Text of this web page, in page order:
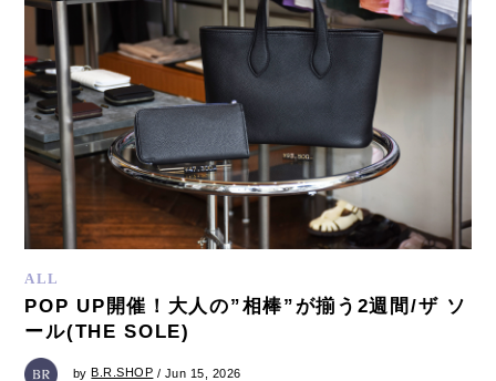
ALL
POP UP開催！大人の”相棒”が揃う2週間/ザ ソ
ール(THE SOLE)
by B.R.SHOP / Jun 15, 2026